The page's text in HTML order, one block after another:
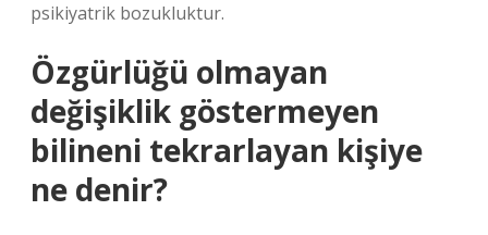
psikiyatrik bozukluktur.
Özgürlüğü olmayan
değişiklik göstermeyen
bilineni tekrarlayan kişiye
ne denir?